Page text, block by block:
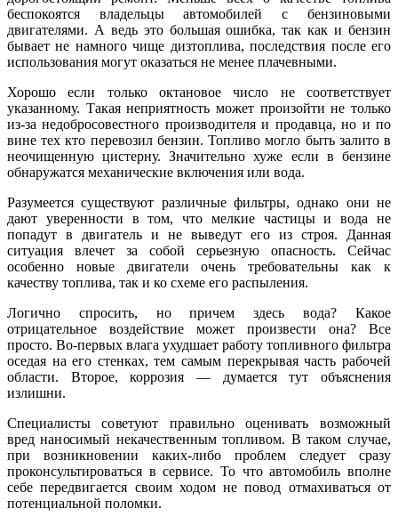
беспокоятся владельцы автомобилей с бензиновыми
двигателями. А ведь это большая ошибка, так как и бензин
бывает не намного чище дизтоплива, последствия после его
использования могут оказаться не менее плачевными.
Хорошо если только октановое число не соответствует
указанному. Такая неприятность может произойти не только
из-за недобросовестного производителя и продавца, но и по
вине тех кто перевозил бензин. Топливо могло быть залито в
неочищенную цистерну. Значительно хуже если в бензине
обнаружатся механические включения или вода.
Разумеется существуют различные фильтры, однако они не
дают уверенности в том, что мелкие частицы и вода не
попадут в двигатель и не выведут его из строя. Данная
ситуация влечет за собой серьезную опасность. Сейчас
особенно новые двигатели очень требовательны как к
качеству топлива, так и ко схеме его распыления.
Логично спросить, но причем здесь вода? Какое
отрицательное воздействие может произвести она? Все
просто. Во-первых влага ухудшает работу топливного фильтра
оседая на его стенках, тем самым перекрывая часть рабочей
области. Второе, коррозия — думается тут объяснения
излишни.
Специалисты советуют правильно оценивать возможный
вред наносимый некачественным топливом. В таком случае,
при возникновении каких-либо проблем следует сразу
проконсультироваться в сервисе. То что автомобиль вполне
себе передвигается своим ходом не повод отмахиваться от
потенциальной поломки.